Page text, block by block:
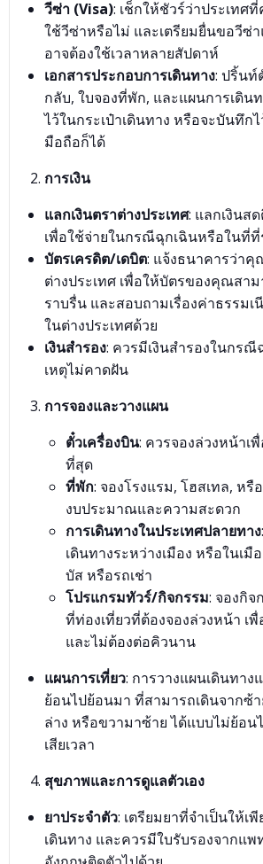
วีซ่า (Visa): เช็กให้ชัวร์ว่าประเทศ
ใช้วีซ่าหรือไม่ และเตรียมยื่นขอวีซ่า
อาจต้องใช้เวลาหลายสัปดาห์
เอกสารประกอบการเดินทาง: ปริ้นท์
กลับ, ใบจองที่พัก, และแผนการเดิน
ไว้ในกระเป๋าเดินทาง หรือจะบันทึก
มือถือก็ได้
การเงิน
แลกเงินตราต่างประเทศ: แลกเงินส
เพื่อใช้จ่ายในกรณีฉุกเฉินหรือในที่ที่
บัตรเครดิต/เดบิต: แจ้งธนาคารว่าคุ
ต่างประเทศ เพื่อให้บัตรของคุณสา
ราบรื่น และสอบถามเรื่องค่าธรรมเ
ในต่างประเทศด้วย
เงินสำรอง: ควรมีเงินสำรองในกรณี
เหตุไม่คาดฝัน
การจองและวางแผน
ตั๋วเครื่องบิน: ควรจองล่วงหน้าเ
ที่สุด
ที่พัก: จองโรงแรม, โฮสเทล, ห
งบประมาณและความสะดวก
การเดินทางในประเทศปลายทาง
เดินทางระหว่างเมือง หรือในเมื
บัส หรือรถเช่า
โปรแกรมทัวร์/กิจกรรม: จองกิ
ที่ท่องเที่ยวที่ต้องจองล่วงหน้า เ
และไม่ต้องต่อคิวนาน
แผนการเที่ยว: การวางแผนเดินทาง
ย้อนไปย้อนมา ที่สามารถเดินจากซ้
ล่าง หรือขวามาซ้าย ได้แบบไม่ย้อน
เสียเวลา
สุขภาพและการดูแลตัวเอง
ยาประจำตัว: เตรียมยาที่จำเป็นให้เ
เดินทาง และควรมีใบรับรองจากแพ